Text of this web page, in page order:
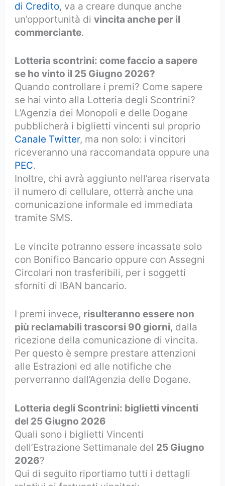
di Credito, va a creare dunque anche
un’opportunità divincita anche per il
commerciante.
Lotteria scontrini: come faccio a sapere
se ho vinto il 25 Giugno 2026?
Quando controllare i premi? Come sapere
se hai vinto alla Lotteria degli Scontrini?
L’Agenzia dei Monopoli e delle Dogane
pubblicherà i biglietti vincenti sul proprio
Canale Twitter, ma non solo: i vincitori
riceveranno una raccomandata oppure una
PEC.
Inoltre, chi avrà aggiunto nell’area riservata
il numero di cellulare, otterrà anche una
comunicazione informale ed immediata
tramite SMS.
Le vincite potranno essere incassate solo
con Bonifico Bancario oppure con Assegni
Circolari non trasferibili, per i soggetti
sforniti di IBAN bancario.
I premi invece, risulteranno essere non
più reclamabili trascorsi 90 giorni, dalla
ricezione della comunicazione di vincita.
Per questo è sempre prestare attenzioni
alle Estrazioni ed alle notifiche che
perverranno dall’Agenzia delle Dogane.
Lotteria degli Scontrini: biglietti vincenti
del 25 Giugno 2026
Quali sono i biglietti Vincenti
dell’Estrazione Settimanale del 25 Giugno
2026?
Qui di seguito riportiamo tutti i dettagli